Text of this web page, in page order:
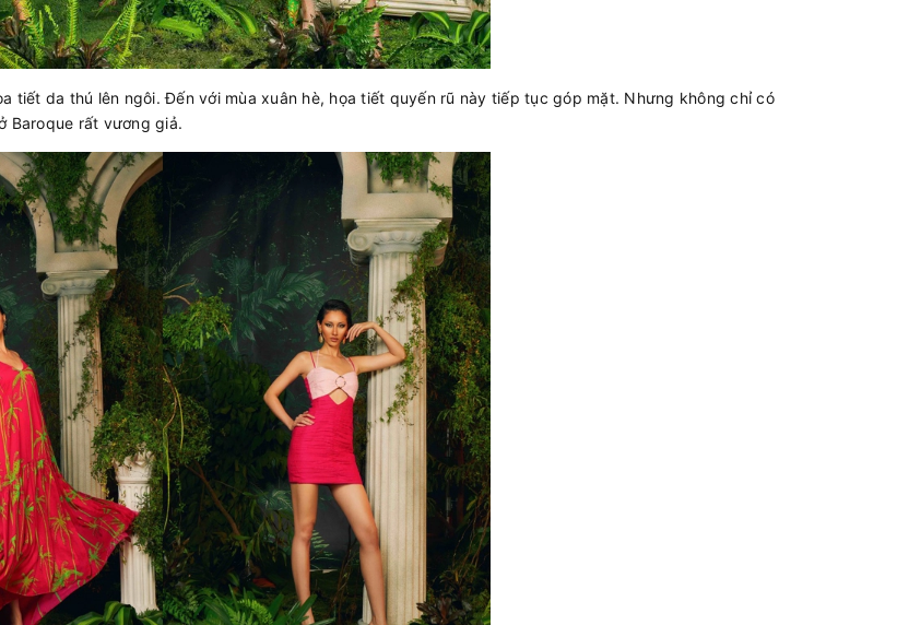
tiết da thú lên ngôi. Đến với mùa xuân hè, họa tiết quyến rũ này tiếp tục góp mặt. Nhưng không chỉ có
Baroque rất vương giả.